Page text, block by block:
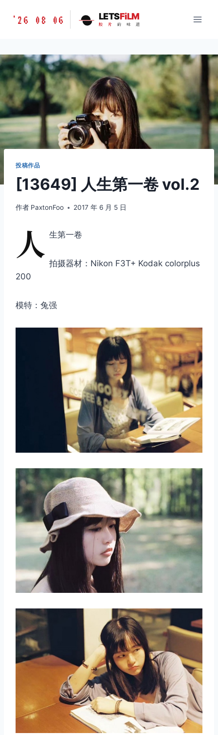
胶
味
道
LETSFILM
'26 08 06 LETSFiLM
胶 片 的 味 道
投稿作品
[13649] 人生第一卷 vol.2
作者 PaxtonFoo 2017 年 6 月 5 日
人 生第一卷
拍摄器材：Nikon F3T+ Kodak colorplus
200
模特：兔强